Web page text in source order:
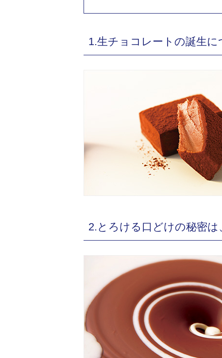
1.生チョコレートの誕生に
2.とろける口どけの秘密